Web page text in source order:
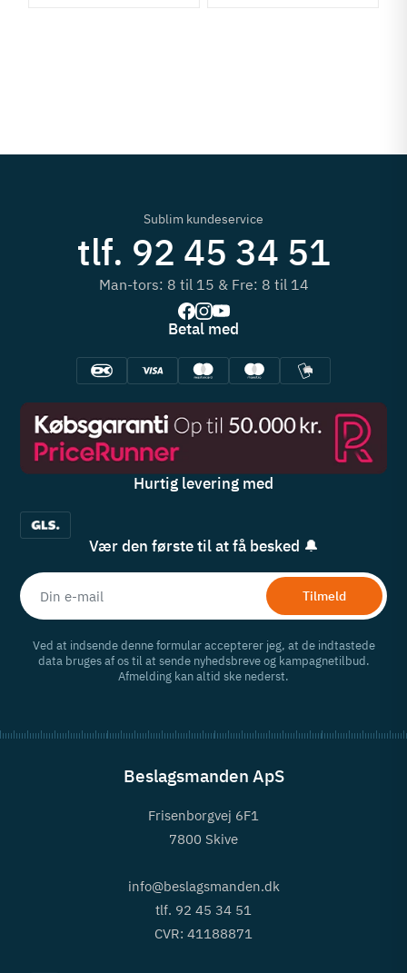
Sublim kundeservice
tlf. 92 45 34 51
Man-tors: 8 til 15 & Fre: 8 til 14
Betal med
Hurtig levering med
Vær den første til at få besked 🔔
Tilmeld
Ved at indsende denne formular accepterer jeg, at de indtastede
data bruges af os til at sende nyhedsbreve og kampagnetilbud.
Afmelding kan altid ske nederst.
Beslagsmanden ApS
Frisenborgvej 6F1
7800 Skive
info@beslagsmanden.dk
tlf. 92 45 34 51
CVR: 41188871